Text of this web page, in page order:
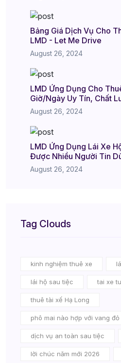
Bảng Giá Dịch Vụ Cho
LMD - Let Me Drive
August 26, 2024
LMD Ứng Dụng Cho
Giờ/Ngày Uy Tín, Chất
August 26, 2024
LMD Ứng Dụng Lái Xe
Được Nhiều Người Tin
August 26, 2024
Tag Clouds
kinh nghiệm thuê xe
lái hộ sau tiệc tai xe
thuê tài xế Hạ Long
phô mai nào hợp với vang đỏ
dịch vụ an toàn sau tiệc
lời chúc năm mới 2026